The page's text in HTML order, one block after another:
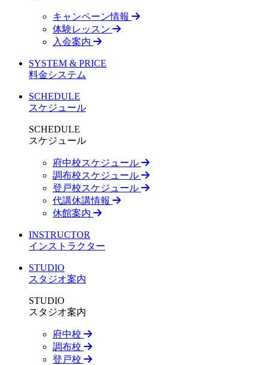
キャンペーン情報
体験レッスン
入会案内
SYSTEM & PRICE
料金システム
SCHEDULE
スケジュール
SCHEDULE
スケジュール
府中校スケジュール
調布校スケジュール
登戸校スケジュール
代講休講情報
休館案内
INSTRUCTOR
インストラクター
STUDIO
スタジオ案内
STUDIO
スタジオ案内
府中校
調布校
登戸校